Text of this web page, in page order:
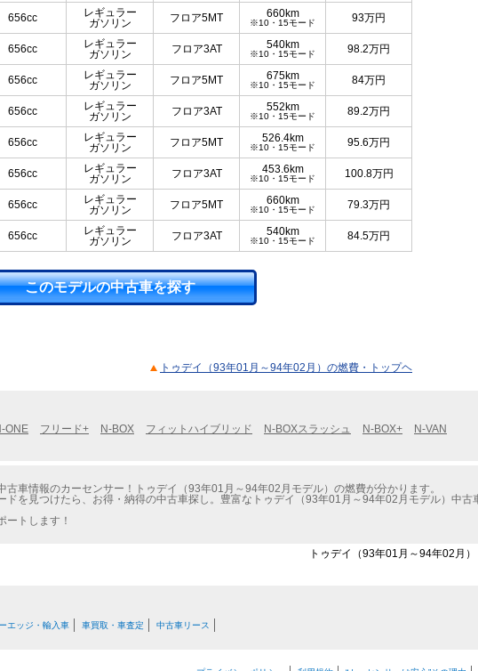
656cc
レギュラー
ガソリン
フロア5MT 660km
※10・15モード 93万円
656cc
レギュラー
ガソリン
フロア3AT 540km
※10・15モード 98.2万円
656cc
レギュラー
ガソリン
フロア5MT 675km
※10・15モード 84万円
656cc
レギュラー
ガソリン
フロア3AT 552km
※10・15モード 89.2万円
656cc
レギュラー
ガソリン
フロア5MT 526.4km
※10・15モード 95.6万円
656cc
レギュラー
ガソリン
フロア3AT 453.6km
※10・15モード 100.8万円
656cc
レギュラー
ガソリン
フロア5MT 660km
※10・15モード 79.3万円
656cc
レギュラー
ガソリン
フロア3AT 540km
※10・15モード 84.5万円
このモデルの中古車を探す
トゥデイ（93年01月～94年02月）の燃費・トップヘ
ONE フリード+ N-BOX フィットハイブリッド N-BOXスラッシュ N-BOX+ N-VAN
車情報のカーセンサー！トゥデイ（93年01月～94年02月モデル）の燃費が分かります。
ドを見つけたら、お得・納得の中古車探し。豊富なトゥデイ（93年01月～94年02月モデル）中古
ートします！
トゥデイ（93年01月～94年02月
エッジ・輸入車 車買取・車査定 中古車リース